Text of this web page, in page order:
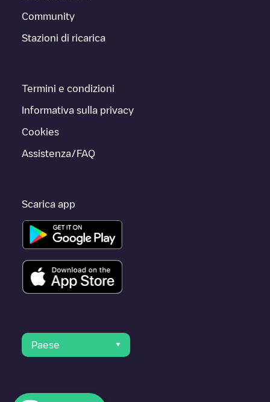
Community
Stazioni di ricarica
Termini e condizioni
Informativa sulla privacy
Cookies
Assistenza/FAQ
Scarica app
Paese